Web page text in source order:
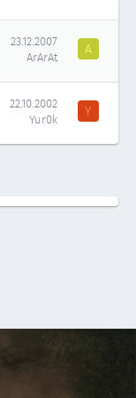
23.12.2007
ArArAt
A
22.10.2002
Yur0k
Y